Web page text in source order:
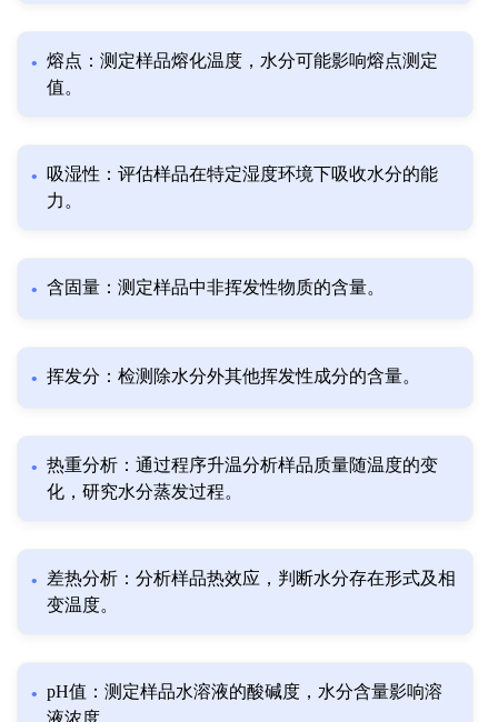
熔点：测定样品熔化温度，水分可能影响熔点测定
值。
吸湿性：评估样品在特定湿度环境下吸收水分的能
力。
含固量：测定样品中非挥发性物质的含量。
挥发分：检测除水分外其他挥发性成分的含量。
热重分析：通过程序升温分析样品质量随温度的变
化，研究水分蒸发过程。
差热分析：分析样品热效应，判断水分存在形式及相
变温度。
pH值：测定样品水溶液的酸碱度，水分含量影响溶